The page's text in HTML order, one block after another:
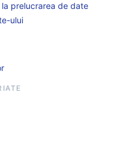
prelucrarea de date
ului